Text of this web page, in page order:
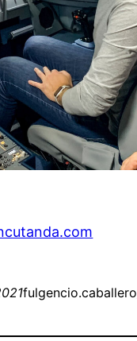
fulgencio.caballero